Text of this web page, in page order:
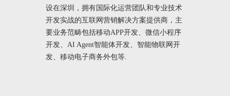
设在深圳，拥有国际化运营团队和专业技术
开发实战的互联网营销解决方案提供商，主
要业务范畴包括移动APP开发、微信小程序
开发、AI Agent智能体开发、智能物联网开
发、移动电子商务外包等.